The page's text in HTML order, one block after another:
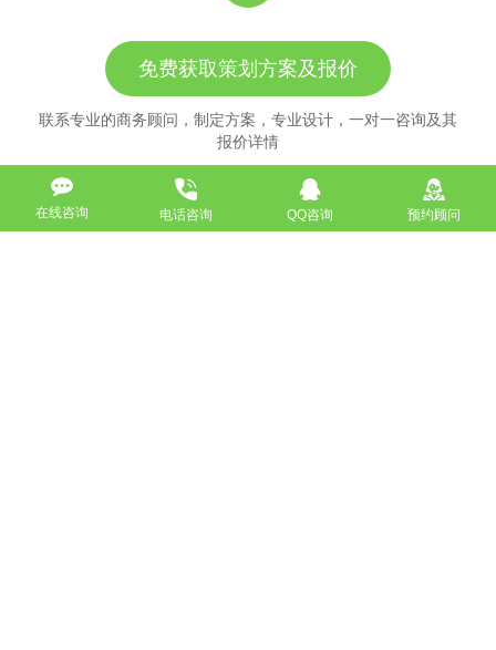
免费获取策划方案及报价
联系专业的商务顾问，制定方案，专业设计，一对一咨询及其
报价详情
服务热线
18911184380
在线咨询 电话咨询 QQ咨询 预约顾问